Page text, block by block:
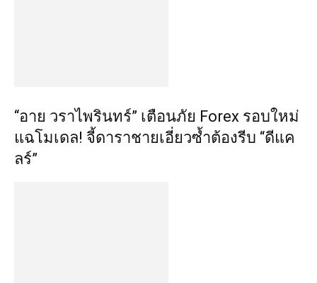
​“อาย วราไพรินทร์” เตือนภัย Forex รอบใหม่
แฉโมเดล! จี้ดาราชายเอี่ยวซ้ำต้องรีบ “ดีแค
ลร์”